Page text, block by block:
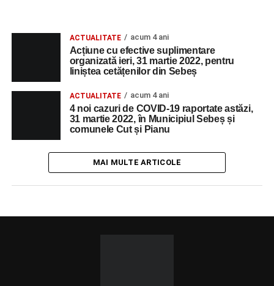
ACTUALITATE acum 4 ani
Acțiune cu efective suplimentare
organizată ieri, 31 martie 2022, pentru
liniștea cetățenilor din Sebeș
ACTUALITATE acum 4 ani
4 noi cazuri de COVID-19 raportate astăzi,
31 martie 2022, în Municipiul Sebeș și
comunele Cut și Pianu
MAI MULTE ARTICOLE